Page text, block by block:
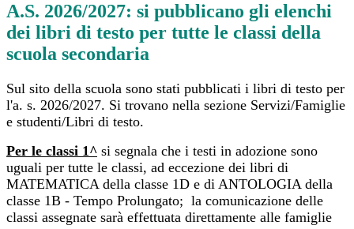
A.S. 2026/2027: si pubblicano gli elenchi
dei libri di testo per tutte le classi della
scuola secondaria
Sul sito della scuola sono stati pubblicati i libri di testo per
l'a. s. 2026/2027. Si trovano nella sezione Servizi/Famiglie
e studenti/Libri di testo.
Per le classi 1^ si segnala che i testi in adozione sono
uguali per tutte le classi, ad eccezione dei libri di
MATEMATICA della classe 1D e di ANTOLOGIA della
classe 1B - Tempo Prolungato; la comunicazione delle
classi assegnate sarà effettuata direttamente alle famiglie